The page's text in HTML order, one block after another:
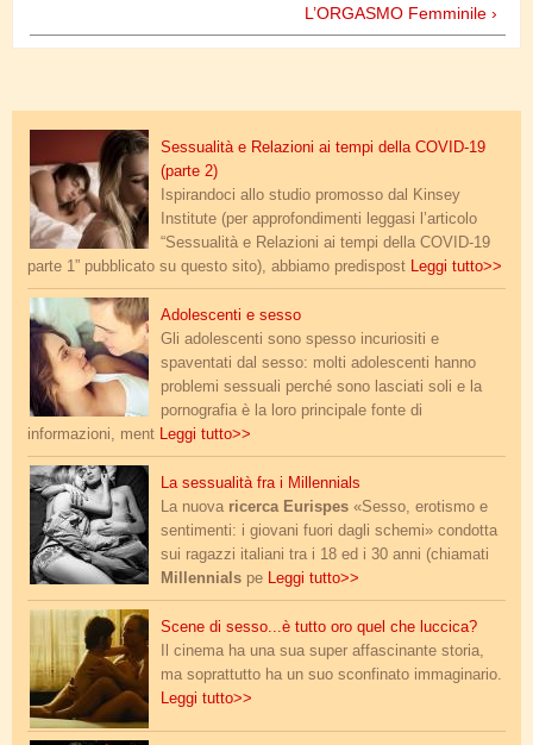
L’ORGASMO Femminile ›
sexsomnia_2.jpgSessualità e Relazioni ai tempi della COVID-19
(parte 2)
Ispirandoci allo studio promosso dal Kinsey
Institute (per approfondimenti leggasi l’articolo
“Sessualità e Relazioni ai tempi della COVID-19
parte 1” pubblicato su questo sito), abbiamo predispost Leggi tutto>>
adolescenti.jpg
Adolescenti e sesso
Gli adolescenti sono spesso incuriositi e
spaventati dal sesso: molti adolescenti hanno
problemi sessuali perché sono lasciati soli e la
pornografia è la loro principale fonte di
informazioni, ment Leggi tutto>>
sesso-giovani.jpgLa sessualità fra i Millennials
La nuova ricerca Eurispes «Sesso, erotismo e
sentimenti: i giovani fuori dagli schemi» condotta
sui ragazzi italiani tra i 18 ed i 30 anni (chiamati
Millennials pe Leggi tutto>>
ultimo_tango.jpgScene di sesso...è tutto oro quel che luccica?
Il cinema ha una sua super affascinante storia,
ma soprattutto ha un suo sconfinato immaginario.
Leggi tutto>>